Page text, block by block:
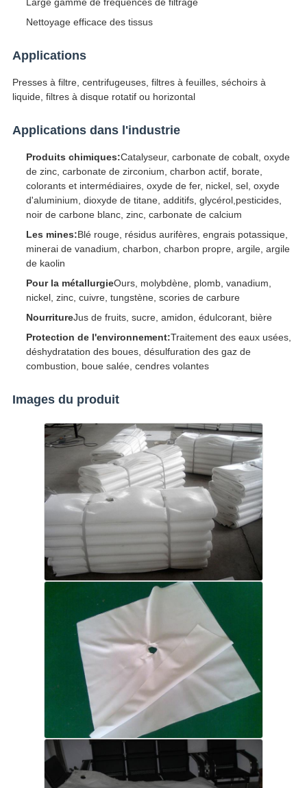
Large gamme de fréquences de filtrage
Nettoyage efficace des tissus
Applications
Presses à filtre, centrifugeuses, filtres à feuilles, séchoirs à
liquide, filtres à disque rotatif ou horizontal
Applications dans l'industrie
Produits chimiques:Catalyseur, carbonate de cobalt, oxyde
de zinc, carbonate de zirconium, charbon actif, borate,
colorants et intermédiaires, oxyde de fer, nickel, sel, oxyde
d'aluminium, dioxyde de titane, additifs, glycérol,pesticides,
noir de carbone blanc, zinc, carbonate de calcium
Les mines:Blé rouge, résidus aurifères, engrais potassique,
minerai de vanadium, charbon, charbon propre, argile, argile
de kaolin
Pour la métallurgieOurs, molybdène, plomb, vanadium,
nickel, zinc, cuivre, tungstène, scories de carbure
NourritureJus de fruits, sucre, amidon, édulcorant, bière
Protection de l'environnement:Traitement des eaux usées,
déshydratation des boues, désulfuration des gaz de
combustion, boue salée, cendres volantes
Images du produit